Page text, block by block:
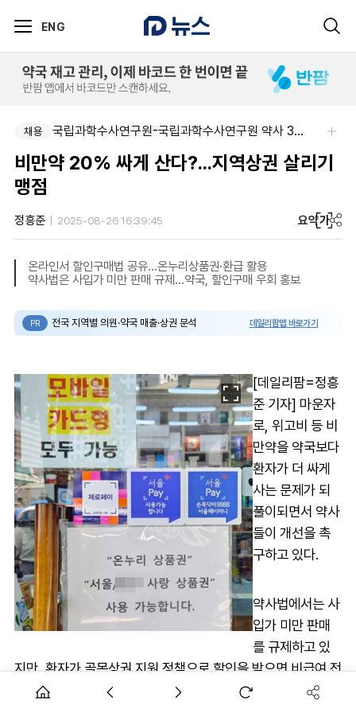
ENG
채용 국립과학수사연구원-국립과학수사연구원 약사 3명 채용
채용 신신제약-세종공장 품질관리약사(사원~과장)
비만약 20% 싸게 산다?...지역상권 살리기
맹점
정흥준 2025-08-26 16:39:45 요약가
온라인서 할인구매법 공유...온누리상품권·환급 활용
약사법은 사입가 미만 판매 규제...약국, 할인구매 우회 홍보
PR 전국 지역별 의원·약국 매출·상권 분석 데일리팜맵 바로가기
[데일리팜=정흥
준 기자] 마운자
로, 위고비 등 비
만약을 약국보다
환자가 더 싸게
사는 문제가 되
풀이되면서 약사
들이 개선을 촉
구하고 있다.
약사법에서는 사
입가 미만 판매
를 규제하고 있
지만, 환자가 골목상권 지원 정책으로 할인을 받으면 비급여 전
문약은 사입가 미만 구매가 가능하다.